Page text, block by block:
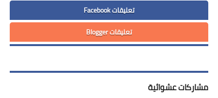
تعليقات Facebook
تعليقات Blogger
مشاركات عشوائية